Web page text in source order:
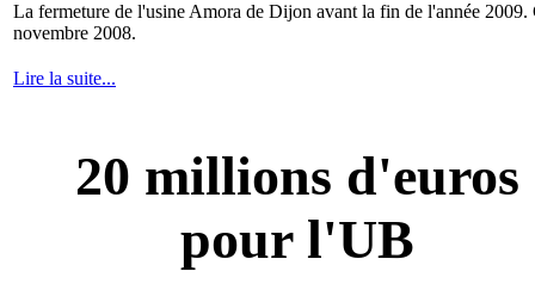
La fermeture de l'usine Amora de Dijon avant la fin de l'année
novembre 2008.
Lire la suite...
20 millions d'euros
pour l'UB